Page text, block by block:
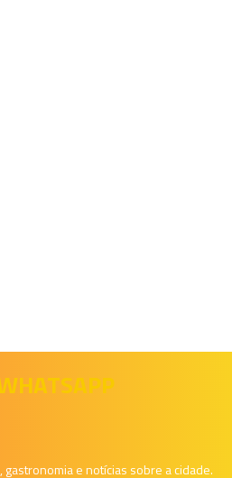
e notícias sobre a cidade.